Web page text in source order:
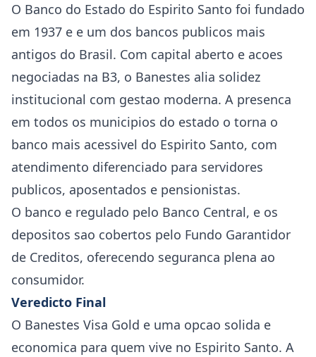
O Banco do Estado do Espirito Santo foi fundado
em 1937 e e um dos bancos publicos mais
antigos do Brasil. Com capital aberto e acoes
negociadas na B3, o Banestes alia solidez
institucional com gestao moderna. A presenca
em todos os municipios do estado o torna o
banco mais acessivel do Espirito Santo, com
atendimento diferenciado para servidores
publicos, aposentados e pensionistas.
O banco e regulado pelo Banco Central, e os
depositos sao cobertos pelo Fundo Garantidor
de Creditos, oferecendo seguranca plena ao
consumidor.
Veredicto Final
O Banestes Visa Gold e uma opcao solida e
economica para quem vive no Espirito Santo. A